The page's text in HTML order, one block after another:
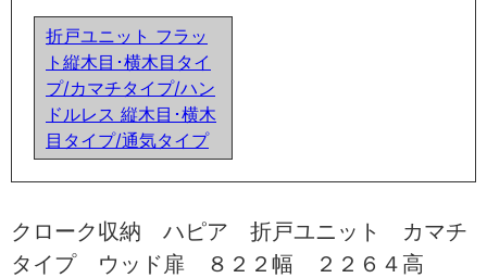
折戸ユニット フラッ
ト縦木目･横木目タイ
プ/カマチタイプ/ハン
ドルレス 縦木目･横木
目タイプ/通気タイプ
クローク収納 ハピア 折戸ユニット カマチ
タイプ ウッド扉 ８２２幅 ２２６４高